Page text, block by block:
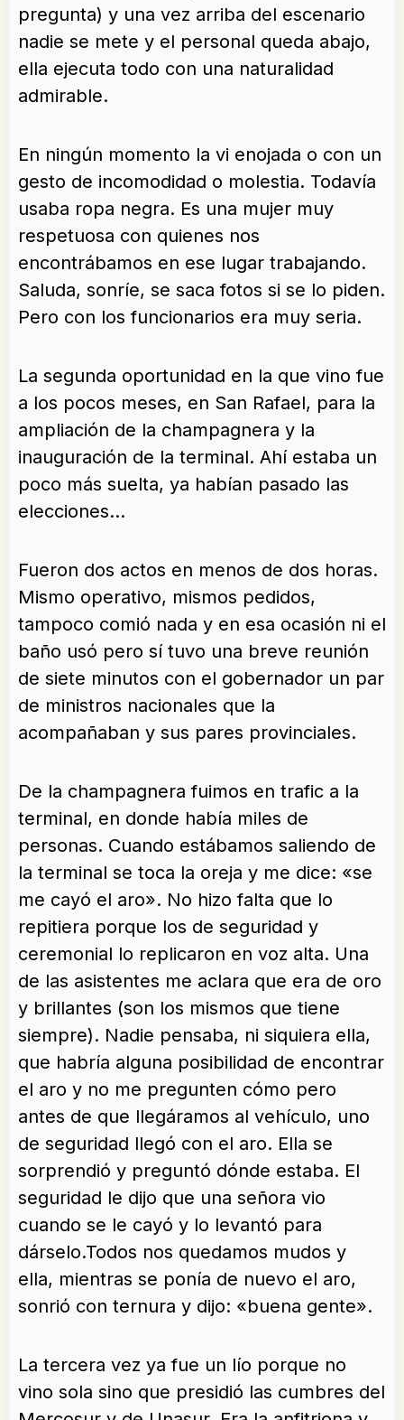
pregunta) y una vez arriba del escenario
nadie se mete y el personal queda abajo,
ella ejecuta todo con una naturalidad
admirable.
En ningún momento la vi enojada o con un
gesto de incomodidad o molestia. Todavía
usaba ropa negra. Es una mujer muy
respetuosa con quienes nos
encontrábamos en ese lugar trabajando.
Saluda, sonríe, se saca fotos si se lo piden.
Pero con los funcionarios era muy seria.
La segunda oportunidad en la que vino fue
a los pocos meses, en San Rafael, para la
ampliación de la champagnera y la
inauguración de la terminal. Ahí estaba un
poco más suelta, ya habían pasado las
elecciones…
Fueron dos actos en menos de dos horas.
Mismo operativo, mismos pedidos,
tampoco comió nada y en esa ocasión ni el
baño usó pero sí tuvo una breve reunión
de siete minutos con el gobernador un par
de ministros nacionales que la
acompañaban y sus pares provinciales.
De la champagnera fuimos en trafic a la
terminal, en donde había miles de
personas. Cuando estábamos saliendo de
la terminal se toca la oreja y me dice: «se
me cayó el aro». No hizo falta que lo
repitiera porque los de seguridad y
ceremonial lo replicaron en voz alta. Una
de las asistentes me aclara que era de oro
y brillantes (son los mismos que tiene
siempre). Nadie pensaba, ni siquiera ella,
que habría alguna posibilidad de encontrar
el aro y no me pregunten cómo pero
antes de que llegáramos al vehículo, uno
de seguridad llegó con el aro. Ella se
sorprendió y preguntó dónde estaba. El
seguridad le dijo que una señora vio
cuando se le cayó y lo levantó para
dárselo.Todos nos quedamos mudos y
ella, mientras se ponía de nuevo el aro,
sonrió con ternura y dijo: «buena gente».
La tercera vez ya fue un lío porque no
vino sola sino que presidió las cumbres del